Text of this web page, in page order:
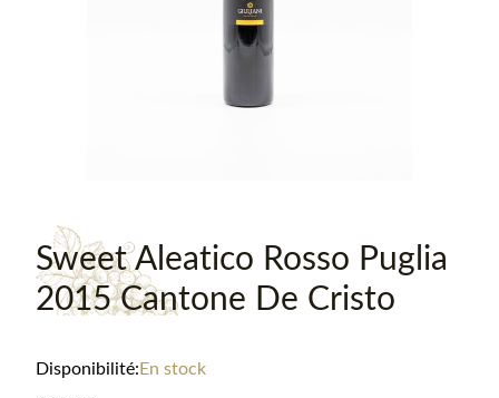
Sweet Aleatico Rosso Puglia
2015 Cantone De Cristo
Disponibilité: En stock